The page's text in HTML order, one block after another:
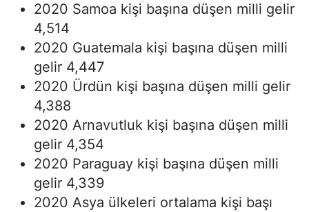
2020 Samoa kişi başına düşen milli gelir
4,514
2020 Guatemala kişi başına düşen milli
gelir 4,447
2020 Ürdün kişi başına düşen milli gelir
4,388
2020 Arnavutluk kişi başına düşen milli
gelir 4,354
2020 Paraguay kişi başına düşen milli
gelir 4,339
2020 Asya ülkeleri ortalama kişi başı